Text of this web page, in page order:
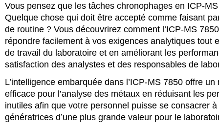
Vous pensez que les tâches chronophages en ICP-
Quelque chose qui doit être accepté comme faisant
de routine ? Vous découvrirez comment l’ICP-MS
répondre facilement à vos exigences analytiques tout
de travail du laboratoire et en améliorant les
satisfaction des analystes et des responsables de
L’intelligence embarquée dans l’ICP-MS 7850 offre un
efficace pour l’analyse des métaux en réduisant les
inutiles afin que votre personnel puisse se consacrer
génératrices d’une plus grande valeur pour le